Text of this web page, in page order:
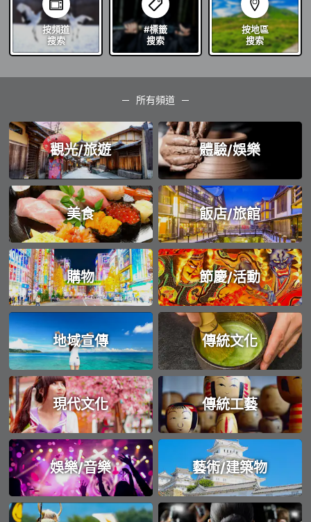
按頻道
搜索
#標籤
搜索
按地區
搜索
所有頻道
觀光/旅遊 體驗/娛樂
美食 飯店/旅館
購物 節慶/活動
地域宣傳 傳統文化
現代文化 傳統工藝
娛樂/音樂 藝術/建築物